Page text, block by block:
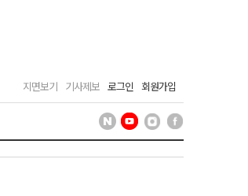
지면보기 기사제보 로그인 회원가입